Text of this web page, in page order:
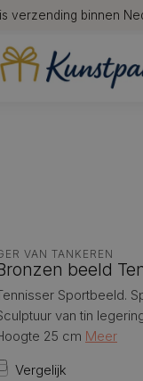
verzending binnen
VAN TANKEREN
beeld
Sportbeeld.
van tin
25 cm Meer
Vergelijk